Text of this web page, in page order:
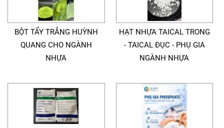
BỘT TẨY TRẮNG HUỲNH
QUANG CHO NGÀNH
NHỰA
HẠT NHỰA TAICAL TRONG
- TAICAL ĐỤC - PHỤ GIA
NGÀNH NHỰA